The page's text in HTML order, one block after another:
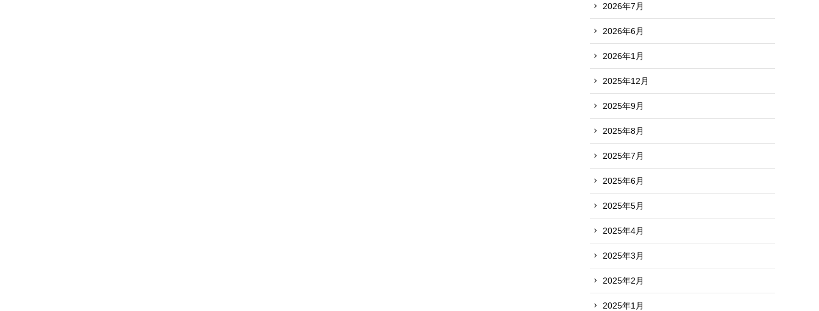
2026年7月
2026年6月
2026年1月
2025年12月
2025年9月
2025年8月
2025年7月
2025年6月
2025年5月
2025年4月
2025年3月
2025年2月
2025年1月